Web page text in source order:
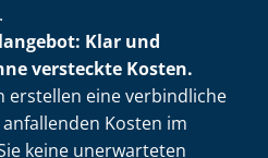
Klar und
versteckte Kosten.
erstellen eine verbindliche
Kosten im
keine unerwarteten